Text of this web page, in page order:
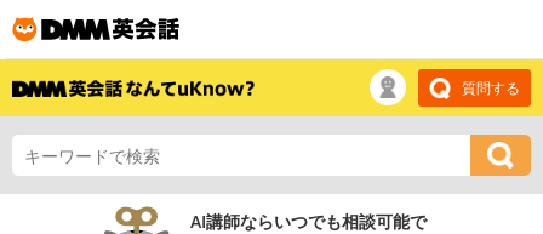
質問する
AI講師ならいつでも相談可能で